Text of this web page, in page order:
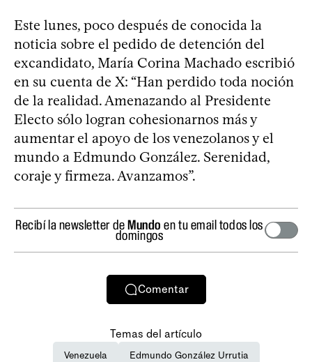
Este lunes, poco después de conocida la
noticia sobre el pedido de detención del
excandidato, María Corina Machado escribió
en su cuenta de X: “Han perdido toda noción
de la realidad. Amenazando al Presidente
Electo sólo logran cohesionarnos más y
aumentar el apoyo de los venezolanos y el
mundo a Edmundo González. Serenidad,
coraje y firmeza. Avanzamos”.
Recibí la newsletter deMundo en tu email todos los
domingos
Comentar
Temas del artículo
Venezuela Edmundo González Urrutia